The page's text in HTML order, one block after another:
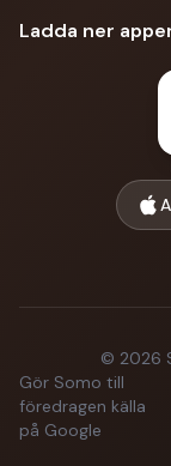
Ladda ner
© 2026
Gör Somo till
föredragen källa
på Google